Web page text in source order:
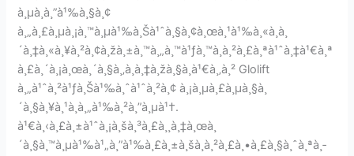
à¸µà¸à¸”à¹‰à¸§à¸¢
à¸„à¸£à¸µà¸¡à¸™à¸µà¹‰à¸Šà¹ˆà¸§à¸¢à¸œà¸¹à¹‰à¸«à¸à¸
´à¸‡à¸«à¸¥à¸²à¸¢à¸žà¸±à¸™à¸„à¸™à¹ƒà¸™à¸à¸²à¸£à¸ªà¹ˆà¸‡à¹€à¸ª
à¸£à¸´à¸¡à¸œà¸´à¸§à¸‚à¸­à¸‡à¸žà¸§à¸à¹€à¸‚à¸² Glolift
à¸„à¹ˆà¸²à¹ƒà¸Šà¹‰à¸ˆà¹ˆà¸²à¸¢ à¸¡à¸µà¸£à¸µà¸§à¸
´à¸§à¸¥à¸¹à¸à¸„à¹‰à¸²à¸”à¸µà¹†.
à¹€à¸‹à¸£à¸±à¹ˆà¸¡à¸šà¸³à¸£à¸¸à¸‡à¸œà¸
´à¸§à¸™à¸µà¹‰à¹„à¸”à¹‰à¸£à¸±à¸šà¸à¸²à¸£à¸•à¸£à¸§à¸ˆà¸ªà¸­